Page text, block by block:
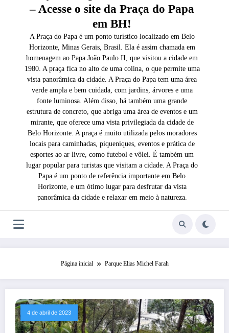
– Acesse o site da Praça do Papa
em BH!
A Praça do Papa é um ponto turístico localizado em Belo
Horizonte, Minas Gerais, Brasil. Ela é assim chamada em
homenagem ao Papa João Paulo II, que visitou a cidade em
1980. A praça fica no alto de uma colina, o que permite uma
vista panorâmica da cidade. A Praça do Papa tem uma área
verde ampla e bem cuidada, com jardins, árvores e uma
fonte luminosa. Além disso, há também uma grande
estrutura de concreto, que abriga uma área de eventos e um
mirante, que oferece uma vista privilegiada da cidade de
Belo Horizonte. A praça é muito utilizada pelos moradores
locais para caminhadas, piqueniques, eventos e prática de
esportes ao ar livre, como futebol e vôlei. É também um
lugar popular para turistas que visitam a cidade. A Praça do
Papa é um ponto de referência importante em Belo
Horizonte, e um ótimo lugar para desfrutar da vista
panorâmica da cidade e relaxar em meio à natureza.
Página inicial Parque Elias Michel Farah
4 de abril de 2023